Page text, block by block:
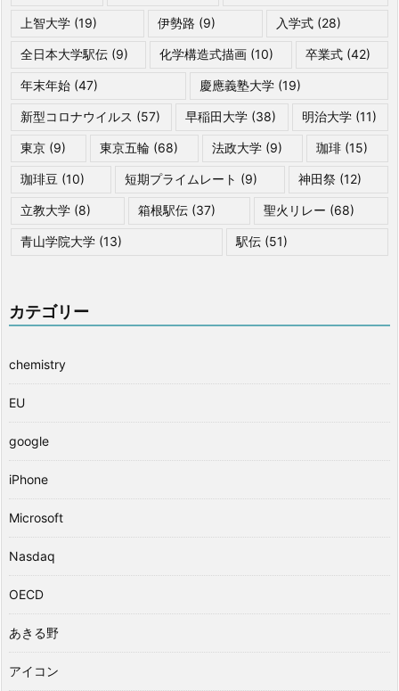
上智大学 (19) 伊勢路 (9) 入学式 (28)
全日本大学駅伝 (9) 化学構造式描画 (10) 卒業式(42)
年末年始 (47) 慶應義塾大学(19)
新型コロナウイルス (57) 早稲田大学 (38) 明治大学(11)
東京 (9) 東京五輪 (68) 法政大学 (9) 珈琲 (15)
珈琲豆 (10) 短期プライムレート (9) 神田祭(12)
立教大学 (8) 箱根駅伝 (37) 聖火リレー (68)
青山学院大学 (13) 駅伝 (51)
カテゴリー
chemistry
EU
google
iPhone
Microsoft
Nasdaq
OECD
あきる野
アイコン